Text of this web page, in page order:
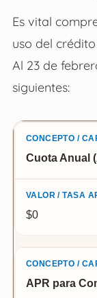
Es vital
uso del
Al 23 de
siguientes:
Concepto /
Valor / Tasa
Cuota Anual
$0
APR para